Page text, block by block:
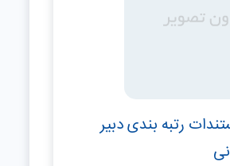
رتبه بندی دبیر